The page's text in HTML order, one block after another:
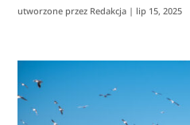
utworzone przez Redakcja | lip 15, 2025